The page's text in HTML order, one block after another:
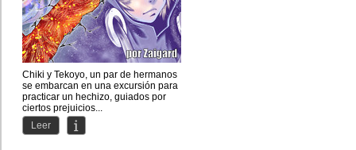
Chiki y Tekoyo, un par de hermanos
se embarcan en una excursión para
practicar un hechizo, guiados por
ciertos prejuicios...
Leer